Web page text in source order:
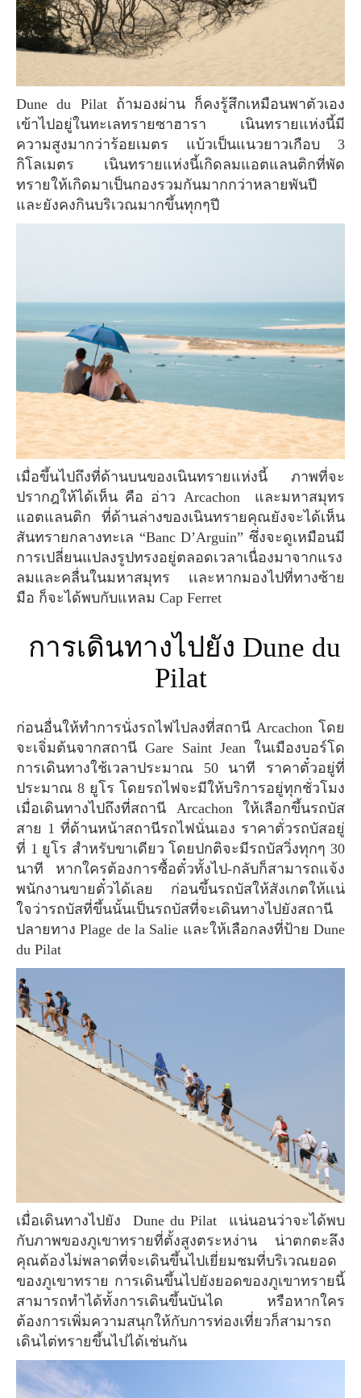
Dune du Pilat ถ้ามองผ่าน ก็คงรู้สึกเหมือนพาตัวเอง
เข้าไปอยู่ในทะเลทรายซาฮารา เนินทรายแห่งนี้มี
ความสูงมากว่าร้อยเมตร แบ้วเป็นแนวยาวเกือบ 3
กิโลเมตร เนินทรายแห่งนี้เกิดลมแอตแลนติกที่พัด
ทรายให้เกิดมาเป็นกองรวมกันมากกว่าหลายพันปี
และยังคงกินบริเวณมากขึ้นทุกๆปี
เมื่อขึ้นไปถึงที่ด้านบนของเนินทรายแห่งนี้ ภาพที่จะ
ปรากฎให้ได้เห็น คือ อ่าว Arcachon และมหาสมุทร
แอตแลนติก ที่ด้านล่างของเนินทรายคุณยังจะได้เห็น
สันทรายกลางทะเล “Banc D’Arguin” ซึ่งจะดูเหมือนมี
การเปลี่ยนแปลงรูปทรงอยู่ตลอดเวลาเนื่องมาจากแรง
ลมและคลื่นในมหาสมุทร เเละหากมองไปที่ทางซ้าย
มือ ก็จะได้พบกับแหลม Cap Ferret
การเดินทางไปยัง Dune du
Pilat
ก่อนอื่นให้ทำการนั่งรถไฟไปลงที่สถานี Arcachon โดย
จะเจิ่มต้นจากสถานี Gare Saint Jean ในเมืองบอร์โด
การเดินทางใช้เวลาประมาณ 50 นาที ราคาตั๋วอยู่ที่
ประมาณ 8 ยูโร โดยรถไฟจะมีให้บริการอยู่ทุกชั่วโมง
เมื่อเดินทางไปถึงที่สถานี Arcachon ให้เลือกขึ้นรถบัส
สาย 1 ที่ด้านหน้าสถานีรถไฟนั่นเอง ราคาตั่วรถบัสอยู่
ที่ 1 ยูโร สำหรับขาเดียว โดยปกติจะมีรถบัสวิ่งทุกๆ 30
นาที หากใครต้องการซื้อตั๋วทั้งไป-กลับก็สามารถแจ้ง
พนักงานขายตั๋วได้เลย ก่อนขึ้นรถบัสให้สังเกตให้เเน่
ใจว่ารถบัสที่ขึ้นนั้นเป็นรถบัสที่จะเดินทางไปยังสถานี
ปลายทาง Plage de la Salie และให้เลือกลงที่ป้าย Dune
du Pilat
เมื่อเดินทางไปยัง Dune du Pilat แน่นอนว่าจะได้พบ
กับภาพของภูเขาทรายที่ตั้งสูงตระหง่าน น่าตกตะลึง
คุณต้องไม่พลาดที่จะเดินขึ้นไปเยี่ยมชมที่บริเวณยอด
ของภูเขาทราย การเดินขึ้นไปยังยอดของภูเขาทรายนี้
สามารถทำได้ทั้งการเดินขึ้นบันได หรือหากใคร
ต้องการเพิ่มความสนุกให้กับการท่องเที่ยวก็สามารถ
เดินไต่ทรายขึ้นไปได้เช่นกัน